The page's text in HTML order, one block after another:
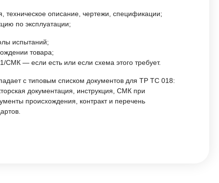
техническое описание, чертежи, спецификации;
по эксплуатации;
испытаний;
товара;
СМК — если есть или если схема этого требует.
с типовым списком документов для ТР ТС 018:
документация, инструкция, СМК при
происхождения, контракт и перечень